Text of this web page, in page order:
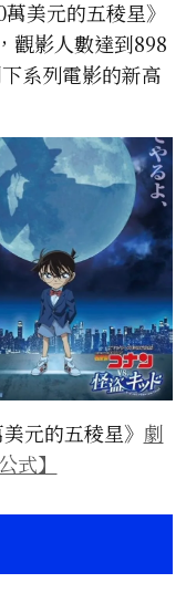
美元的五稜星》
觀影人數達到898
系列電影的新高
元的五稜星》 劇
式】